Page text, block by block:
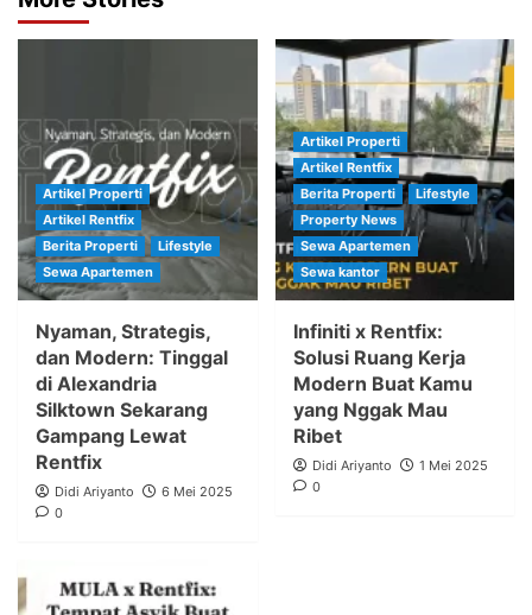
Artikel Properti
Artikel Rentfix
Berita Properti
Lifestyle
Sewa Apartemen
Nyaman, Strategis,
dan Modern: Tinggal
di Alexandria
Silktown Sekarang
Gampang Lewat
Rentfix
Didi Ariyanto
6 Mei 2025
0
Artikel Properti
Artikel Rentfix
Berita Properti
Lifestyle
Property News
Sewa Apartemen
Sewa kantor
Infiniti x Rentfix:
Solusi Ruang Kerja
Modern Buat Kamu
yang Nggak Mau
Ribet
Didi Ariyanto
1 Mei 2025
0